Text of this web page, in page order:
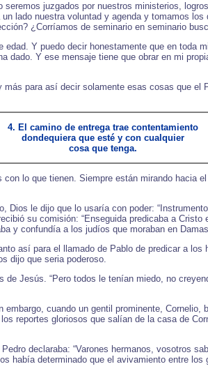
juzgados por nuestros ministerios,
lado nuestra voluntad y agenda y tomamos
¿Corríamos de seminario en seminario
Y puedo decir honestamente que en toda
dado. Y ese mensaje tiene que obrar en mi
para así decir solamente esas cosas que el
4. El camino de entrega trae contentamiento
dondequiera que esté y con cualquier
cosa que tenga.
lo que tienen. Siempre están mirando hacia
Dios le dijo que lo usaría con poder:
su comisión: “Enseguida predicaba a
y confundía a los judíos que moraban en
así para el llamado de Pablo de predicar a
dijo que seria poderoso.
Jesús. “Pero todos le tenían miedo, no
cuando un gentil prominente,
reportes gloriosos que salían de la casa de
declaraba: “Varones hermanos, vosotros
había determinado que el avivamiento entre